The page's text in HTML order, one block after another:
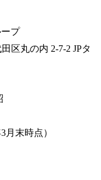
プ
区丸の内 2-7-2 JPタ
末時点）